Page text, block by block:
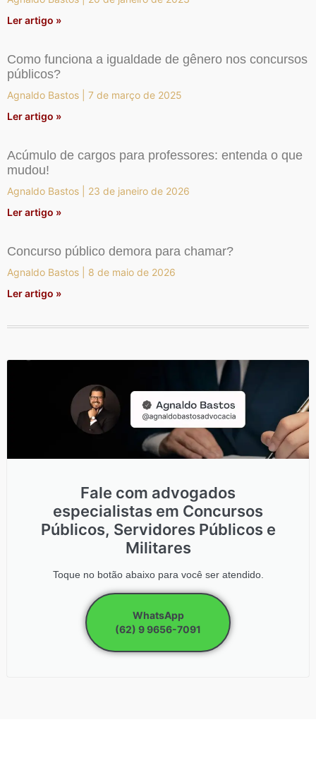
Ler artigo »
Como funciona a igualdade de gênero nos concursos
públicos?
Agnaldo Bastos
7 de março de 2025
Ler artigo »
Acúmulo de cargos para professores: entenda o que
mudou!
Agnaldo Bastos
23 de janeiro de 2026
Ler artigo »
Concurso público demora para chamar?
Agnaldo Bastos
8 de maio de 2026
Ler artigo »
Fale com advogados
especialistas em Concursos
Públicos, Servidores Públicos e
Militares
Toque no botão abaixo para você ser atendido.
WhatsApp
(62) 9 9656-7091